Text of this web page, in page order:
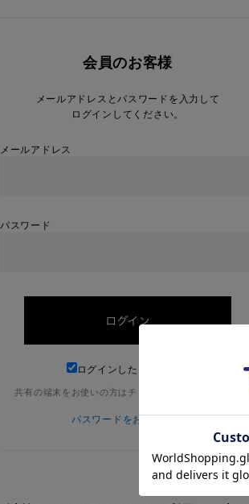
会員のお客様
メールアドレスとパスワードを入力して
ログインしてください。
メールアドレス
パスワード
ログインしたままにする
共有の端末をお使いの方はチェックを外してください
パスワードをお忘れの方